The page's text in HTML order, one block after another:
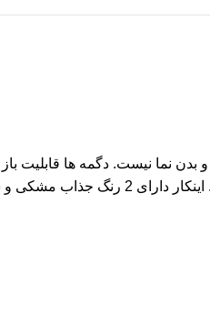
نما نیست. دگمه ها قابلیت